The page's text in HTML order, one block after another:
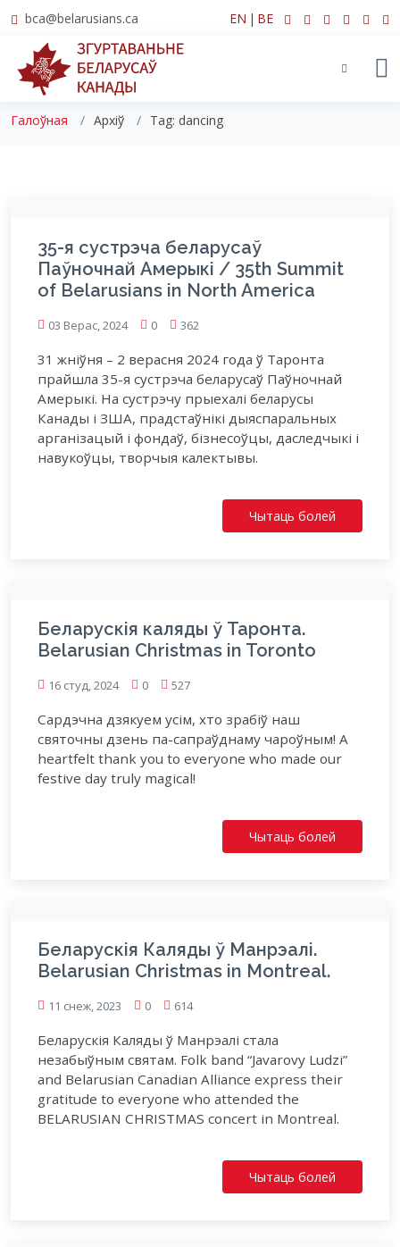
bca@belarusians.ca EN | BE
Tag: dancing
Галоўная Архіў Tag: dancing
35-я сустрэча беларусаў
Паўночнай Амерыкі / 35th Summit
of Belarusians in North America
03 Верас, 2024 0 362
31 жніўня – 2 верасня 2024 года ў Таронта
прайшла 35-я сустрэча беларусаў Паўночнай
Амерыкі. На сустрэчу прыехалі беларусы
Канады і ЗША, прадстаўнікі дыяспаральных
арганізацый і фондаў, бізнесоўцы, даследчыкі і
навукоўцы, творчыя калектывы.
Чытаць болей
Беларускія каляды ў Таронта.
Belarusian Christmas in Toronto
16 студ, 2024 0 527
Сардэчна дзякуем усім, хто зрабіў наш
святочны дзень па-сапраўднаму чароўным! A
heartfelt thank you to everyone who made our
festive day truly magical!
Чытаць болей
Беларускія Каляды ў Манрэалі.
Belarusian Christmas in Montreal.
11 снеж, 2023 0 614
Беларускія Каляды ў Манрэалі стала
незабыўным святам. Folk band “Javarovy Ludzi”
and Belarusian Canadian Alliance express their
gratitude to everyone who attended the
BELARUSIAN CHRISTMAS concert in Montreal.
Чытаць болей